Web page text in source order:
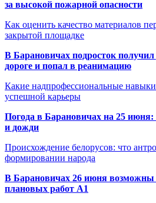
за высокой пожарной опасности
Как оценить качество материалов
закрытой площадке
В Барановичах подросток
дороге и попал в реанимацию
Какие надпрофессиональные навыки
успешной карьеры
Погода в Барановичах на 25 июня:
и дожди
Происхождение белорусов: что
формировании народа
В Барановичах 26 июня возможны
плановых работ A1